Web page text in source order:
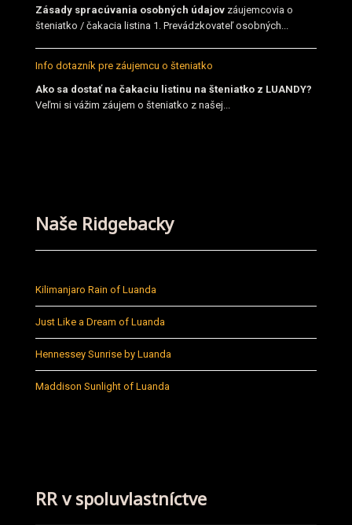
Zásady spracúvania osobných údajov záujemcovia o
šteniatko / čakacia listina 1. Prevádzkovateľ osobných...
Info dotazník pre záujemcu o šteniatko
Ako sa dostať na čakaciu listinu na šteniatko z LUANDY?
Veľmi si vážim záujem o šteniatko z našej...
Naše Ridgebacky
Kilimanjaro Rain of Luanda
Just Like a Dream of Luanda
Hennessey Sunrise by Luanda
Maddison Sunlight of Luanda
RR v spoluvlastníctve